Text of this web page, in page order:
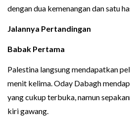
dengan dua kemenangan dan satu
Jalannya Pertandingan
Babak Pertama
Palestina langsung mendapatkan
menit kelima. Oday Dabagh
yang cukup terbuka, namun
kiri gawang.